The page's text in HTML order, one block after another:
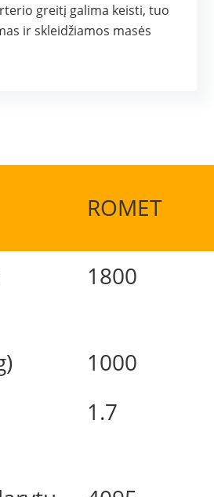
greitį galima keisti, tuo
ir skleidžiamos masės
ROMET
1800
1000
1.7